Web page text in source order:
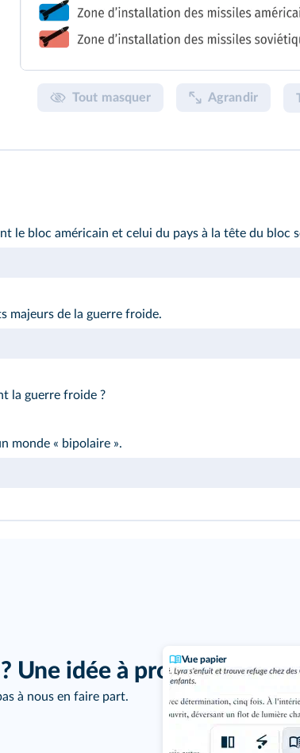
Vue papier
Tout masquer Agrandir
le bloc américain et celui du pays à la tête du bloc
majeurs de la guerre froide.
la guerre froide ?
monde « bipolaire ».
Une idée à proposer ?
à nous en faire part.